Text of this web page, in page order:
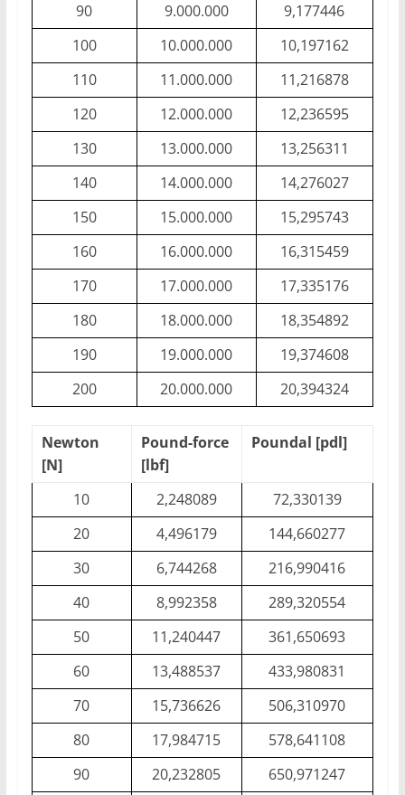
90
9.000.000
9,177446
100
10.000.000
10,197162
110
11.000.000
11,216878
120
12.000.000
12,236595
130
13.000.000
13,256311
140
14.000.000
14,276027
150
15.000.000
15,295743
160
16.000.000
16,315459
170
17.000.000
17,335176
180
18.000.000
18,354892
190
19.000.000
19,374608
200
20.000.000 20,394324
Newton
[N]
Pound-force
[lbf]
Poundal [pdl]
10 2,248089
72,330139
20
4,496179
144,660277
30
6,744268
216,990416
40
8,992358
289,320554
50
11,240447
361,650693
60
13,488537
433,980831
70
15,736626
506,310970
80
17,984715
578,641108
90
20,232805 650,971247